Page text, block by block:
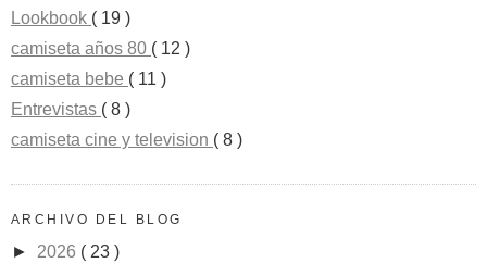
Lookbook ( 19 )
camiseta años 80 ( 12 )
camiseta bebe ( 11 )
Entrevistas ( 8 )
camiseta cine y television ( 8 )
ARCHIVO DEL BLOG
► 2026 ( 23 )